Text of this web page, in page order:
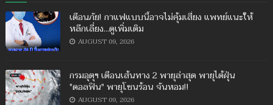
เตือนภัย! กาแฟแบบนี้อาจไม่คุ้มเสี่ยง แพทย์แนะให้
หลีกเลี่ยง...ดูเพิ่มเติม
AUGUST 09, 2026
กรมอุตุฯ เตือนเส้นทาง 2 พายุล่าสุด พายุไต้ฝุ่น
"ดอลฟิน" พายุโซนร้อน จันหอม!!
AUGUST 09, 2026